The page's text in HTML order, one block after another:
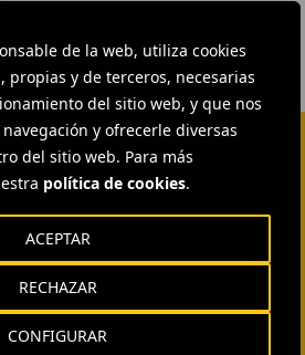
de la web, utiliza cookies
propias y de terceros, necesarias
del sitio web, y que nos
y ofrecerle diversas
del sitio web. Para más
política de cookies.
CONFIGURAR
RECHAZAR
ACEPTAR
EXTERNAL
AND
RELATIONS
ENVIAR CORREO
COMMUNICATION